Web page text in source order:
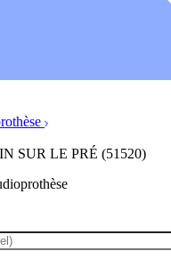
SUR LE PRÉ (51520)